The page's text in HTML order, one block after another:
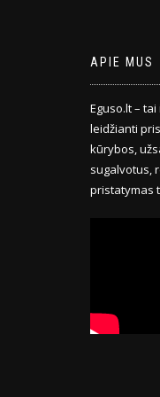
APIE MUS
Eguso.lt –
leidžianti
kūrybos,
sugalvotus,
pristatymas